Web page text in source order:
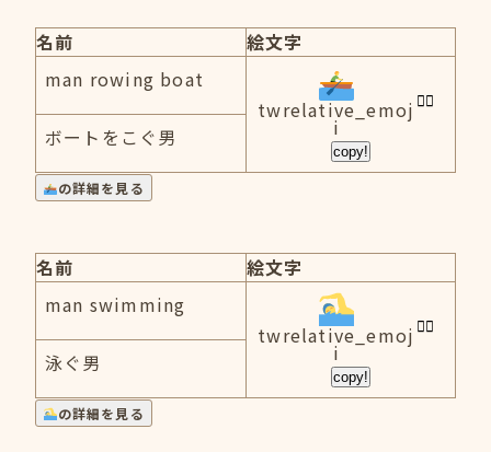
名前
絵文字
man rowing boat
twrelative_emoj
i
copy!
ボートをこぐ男
の詳細を見る
名前
絵文字
man swimming
twrelative_emoj
i
copy!
泳ぐ男
の詳細を見る